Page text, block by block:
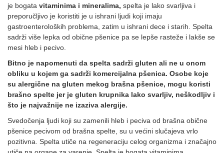
je bogata vitaminima i mineralima, spelta je lako svarljiva i
preporučljivo je koristiti je u ishrani ljudi koji imaju
gastroenteroloških problema, zatim u ishrani dece i starih. Spelta
sadrži više lepka od obične pšenice pa se lepše rasteže i lakše se
mesi hleb i pecivo.
Bitno je napomenuti da spelta sadrži gluten ali ne u onom
obliku u kojem ga sadrži komercijalna pšenica. Osobe koje
su alergične na gluten mekog brašna pšenice, mogu koristi
brašno spelte jer je gluten krupnika lako svarljiv, neškodljiv i
što je najvažnije ne izaziva alergije.
Svedočenja ljudi koji su zamenili hleb i peciva od brašna obične
pšenice pecivom od brašna spelte, su u većini slučajeva vrlo
pozitivna. Spelta utiče na regeneraciju celog organizma i značajno